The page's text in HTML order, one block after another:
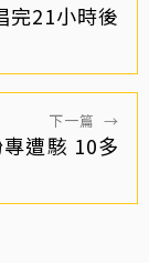
完21小時後
下一篇 →
遭駭 10多